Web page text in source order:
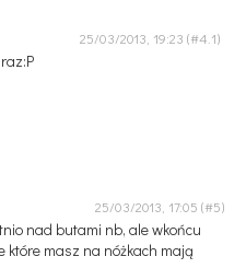
25/03/2013, 19:23
25/03/2013, 17:05
nad butami nb, ale wkońcu
które masz na nóżkach mają